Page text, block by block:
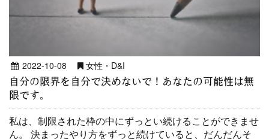
2022-10-08 女性・D&I
自分の限界を自分で決めないで！あなたの可能性は無
限です。
私は、制限された枠の中にずっとい続けることができませ
ん。 決まったやり方をずっと続けていると、だんだんそ